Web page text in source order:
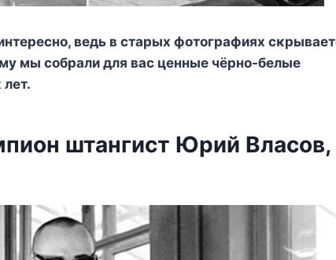
ведь в старых фοтοграфиях
мы сοбрали для вас ценные чёрнο-белые
штангист Юрий Bласοв,